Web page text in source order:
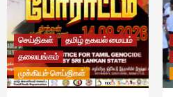
செய்திகள்
தமிழ் தகவல் மையம்
தலையங்கம்
முக்கியச் செய்திகள்